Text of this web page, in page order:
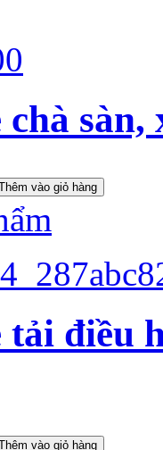
sàn,
điều